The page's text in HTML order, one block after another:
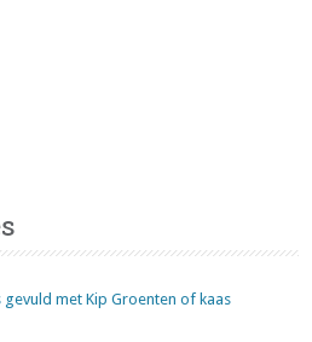
met Kip Groenten of kaas